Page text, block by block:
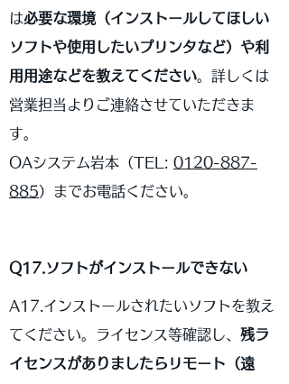
は必要な環境（インストールしてほしい
ソフトや使用したいプリンタなど）や利
用用途などを教えてください。詳しくは
営業担当よりご連絡させていただきま
す。
OAシステム岩本（TEL: 0120-887-
885）までお電話ください。
Q17.ソフトがインストールできない
A17.インストールされたいソフトを教え
てください。ライセンス等確認し、 残ラ
イセンスがありましたらリモート（遠